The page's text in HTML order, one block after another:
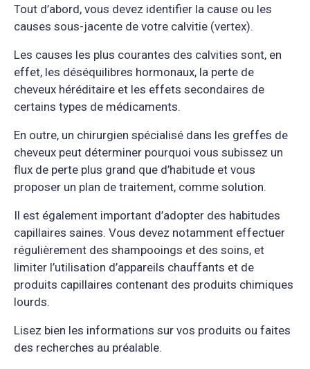
Tout d’abord, vous devez identifier la cause ou les
causes sous-jacente de votre calvitie (vertex).
Les causes les plus courantes des calvities sont, en
effet, les déséquilibres hormonaux, la perte de
cheveux héréditaire et les effets secondaires de
certains types de médicaments.
En outre, un chirurgien spécialisé dans les greffes de
cheveux peut déterminer pourquoi vous subissez un
flux de perte plus grand que d’habitude et vous
proposer un plan de traitement, comme solution.
Il est également important d’adopter des habitudes
capillaires saines. Vous devez notamment effectuer
régulièrement des shampooings et des soins, et
limiter l’utilisation d’appareils chauffants et de
produits capillaires contenant des produits chimiques
lourds.
Lisez bien les informations sur vos produits ou faites
des recherches au préalable.